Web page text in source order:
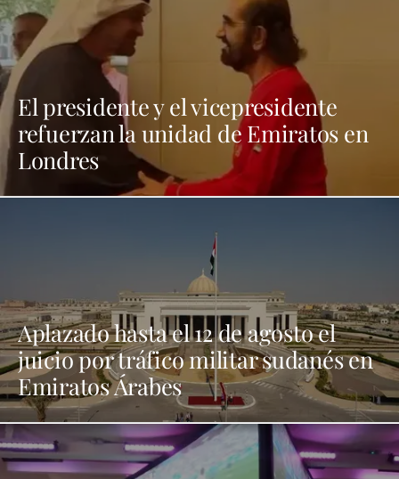
El presidente y el vicepresidente
refuerzan la unidad de Emiratos en
Londres
Aplazado hasta el 12 de agosto el
juicio por tráfico militar sudanés en
Emiratos Árabes